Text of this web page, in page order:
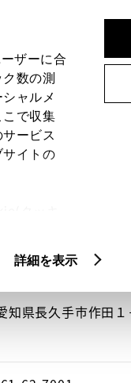
ザーに合
数の測
ャルメ
で収集
ービス
イトの
詳細を表示
知県長久手市作田１